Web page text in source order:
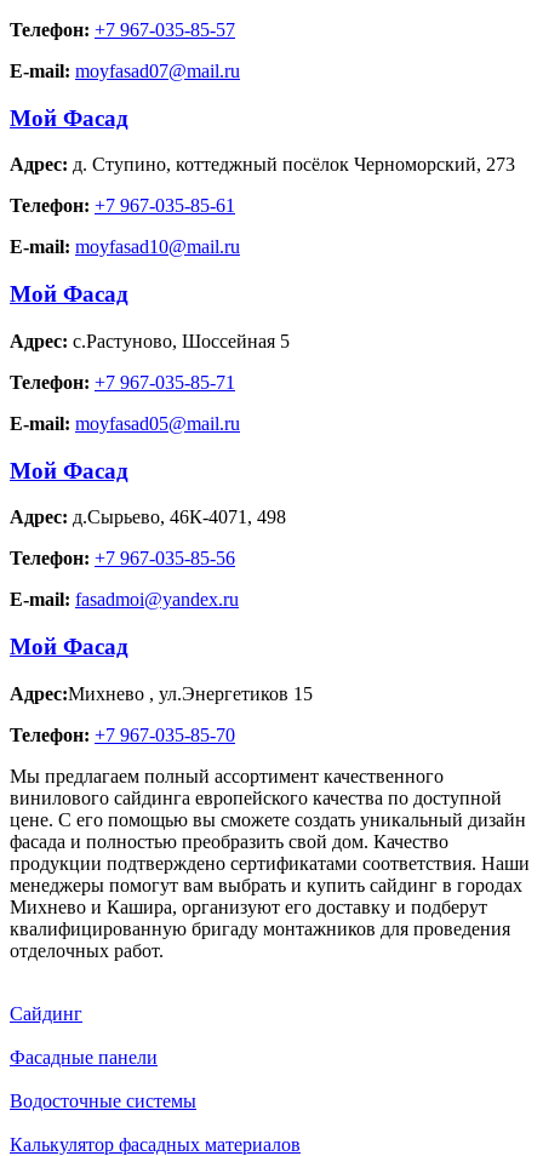
Телефон: +7 967-035-85-57
E-mail: moyfasad07@mail.ru
Мой Фасад
Адрес: д. Ступино, коттеджный посёлок Черноморский, 273
Телефон: +7 967-035-85-61
E-mail: moyfasad10@mail.ru
Мой Фасад
Адрес: с.Растуново, Шоссейная 5
Телефон: +7 967-035-85-71
E-mail: moyfasad05@mail.ru
Мой Фасад
Адрес: д.Сырьево, 46К-4071, 498
Телефон: +7 967-035-85-56
E-mail: fasadmoi@yandex.ru
Мой Фасад
Адрес:Михнево , ул.Энергетиков 15
Телефон: +7 967-035-85-70
Мы предлагаем полный ассортимент качественного
винилового сайдинга европейского качества по доступной
цене. С его помощью вы сможете создать уникальный дизайн
фасада и полностью преобразить свой дом. Качество
продукции подтверждено сертификатами соответствия. Наши
менеджеры помогут вам выбрать и купить сайдинг в городах
Михнево и Кашира, организуют его доставку и подберут
квалифицированную бригаду монтажников для проведения
отделочных работ.
Сайдинг
Фасадные панели
Водосточные системы
Калькулятор фасадных материалов